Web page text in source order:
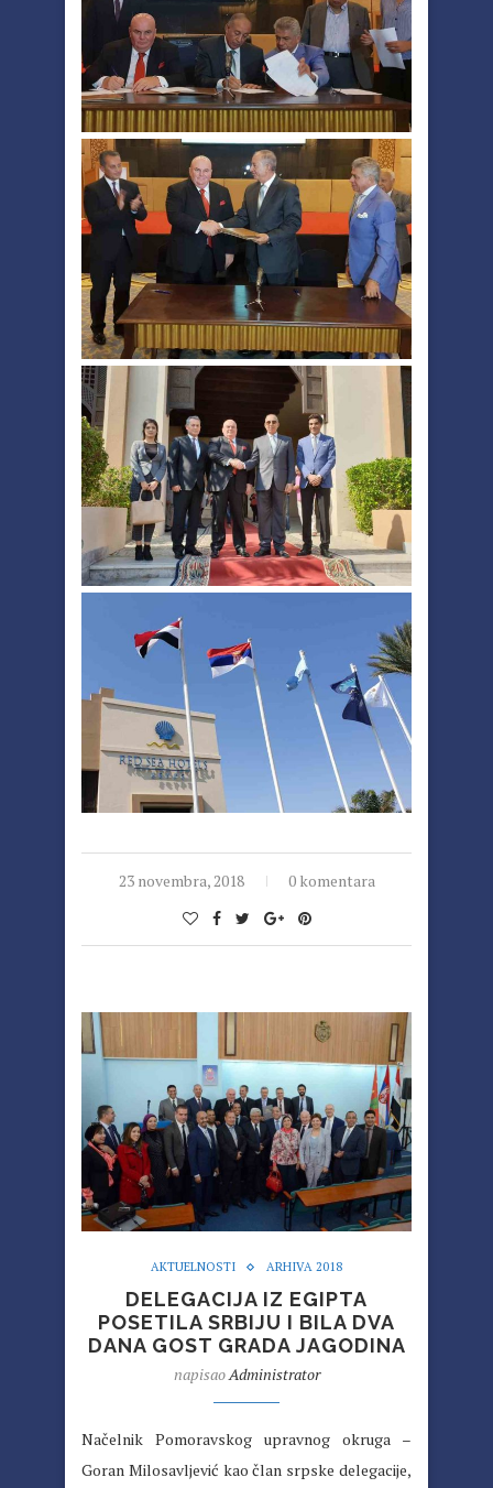
23 novembra, 2018 0 komentara
AKTUELNOSTI ARHIVA 2018
DELEGACIJA IZ EGIPTA
POSETILA SRBIJU I BILA DVA
DANA GOST GRADA JAGODINA
napisaoAdministrator
Načelnik Pomoravskog upravnog okruga –
Goran Milosavljević kao član srpske delegacije,